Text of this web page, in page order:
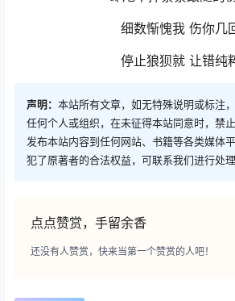
细数惭愧我 伤你几
停止狼狈就 让错纯
声明： 本站所有文章，如无特殊说明或标注
任何个人或组织，在未征得本站同意时，禁
发布本站内容到任何网站、书籍等各类媒体
犯了原著者的合法权益，可联系我们进行处理
点点赞赏，手留余香
还没有人赞赏，快来当第一个赞赏的人吧！